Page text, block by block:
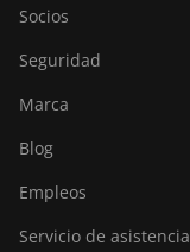
Socios
Seguridad
Marca
Blog
Empleos
Servicio de asistencia